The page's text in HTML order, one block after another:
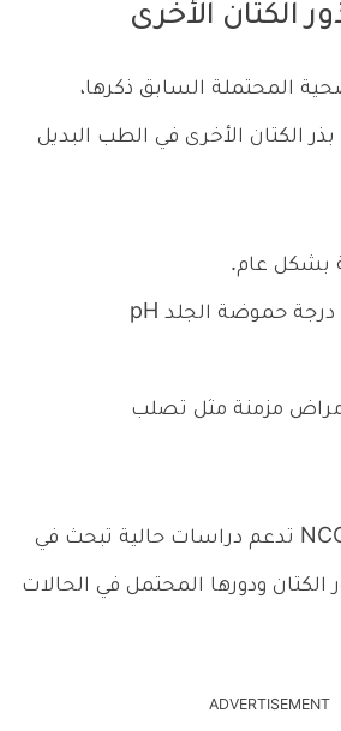
الكتان الأخرى
المحتملة السابق ذكرها،
الكتان الأخرى في الطب البديل
بشكل عام.
استعادة توزان درجة حموضة الجلد pH
مزمنة مثل تصلب
كما أن مؤسسة NCCIH تدعم دراسات حالية تبحث في
الكتان ودورها المحتمل في الحالات
ADVERTISEMENT